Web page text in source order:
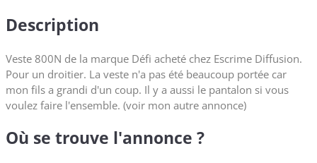
Description
Veste 800N de la marque Défi acheté chez Escrime Diffusion.
Pour un droitier. La veste n'a pas été beaucoup portée car
mon fils a grandi d'un coup. Il y a aussi le pantalon si vous
voulez faire l'ensemble. (voir mon autre annonce)
Où se trouve l'annonce ?